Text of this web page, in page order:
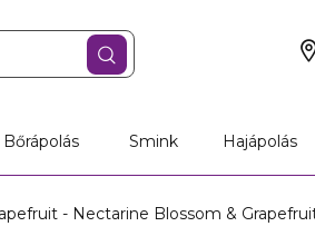
Bőrápolás Smink Hajápolás
- Nectarine Blossom &